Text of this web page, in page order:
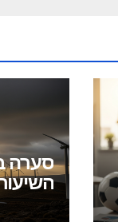
סערה